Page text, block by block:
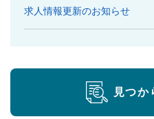
求人情報更新のお知らせ
見つか